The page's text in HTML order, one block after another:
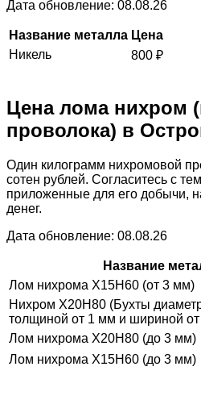
Дата обновление: 08.08.26
Название металла Цена
Никель
800 ₽
Цена лома нихром
проволока) в
Один килограмм нихромовой
сотен рублей. Согласитесь с
приложенные для его добычи,
денег.
Дата обновление: 08.08.26
Название
Лом нихрома Х15Н60 (от 3 мм)
Нихром Х20Н80 (Бухты
толщиной от 1 мм и шириной
Лом нихрома Х20Н80 (до 3 мм)
Лом нихрома Х15Н60 (до 3 мм)